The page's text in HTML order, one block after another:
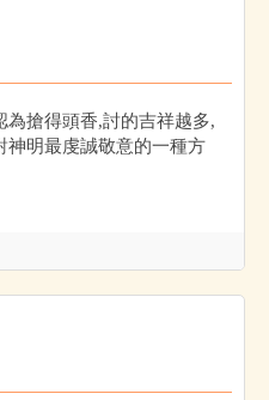
搶得頭香,討的吉祥越多,
神明最虔誠敬意的一種方